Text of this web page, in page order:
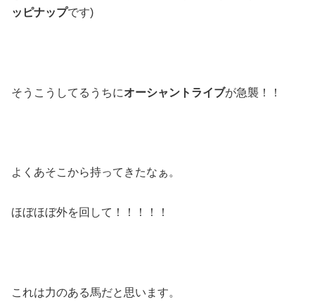
ッピナップです)
そうこうしてるうちにオーシャントライブが急襲！！
よくあそこから持ってきたなぁ。
ほぼほぼ外を回して！！！！！
これは力のある馬だと思います。